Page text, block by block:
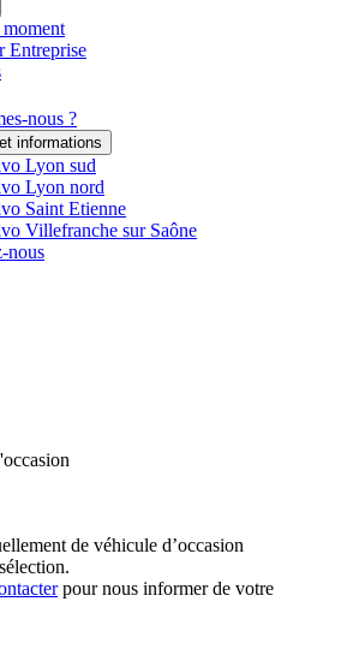
Entreprise
nous ?
informations
Lyon sud
Lyon nord
Saint Etienne
Villefranche sur Saône
nous
de véhicule d’occasion
pour nous informer de votre